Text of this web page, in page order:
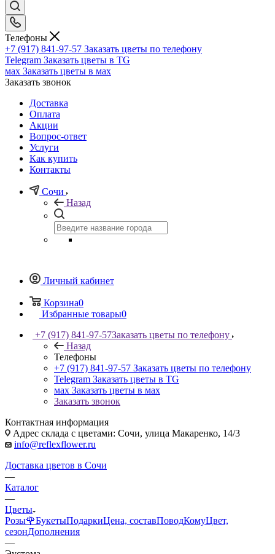
Телефоны
+7 (917) 841-97-57 Заказать цветы по телефону
Telegram Заказать цветы в TG
мах Заказать цветы в мах
Заказать звонок
Доставка
Оплата
Акции
Вопрос-ответ
Услуги
Как купить
Контакты
Сочи
Назад
Личный кабинет
Корзина0
Избранные товары0
+7 (917) 841-97-57Заказать цветы по телефону
Назад
Телефоны
+7 (917) 841-97-57 Заказать цветы по телефону
Telegram Заказать цветы в TG
мах Заказать цветы в мах
Заказать звонок
Контактная информация
Адрес склада с цветами: Сочи, улица Макаренко, 14/3
info@reflexflower.ru
Доставка цветов в Сочи
—
Каталог
—
Цветы
Розы🌹БукетыПодаркиЦена, составПоводКомуЦвет,
сезонДополнения
—